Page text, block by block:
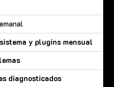
y plugins mensual
diagnosticados